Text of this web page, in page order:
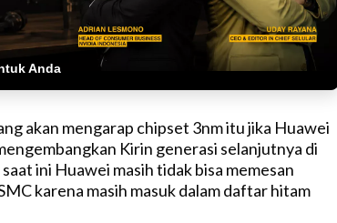
Anda
akan mengarap chipset 3nm itu jika Huawei
Kirin generasi selanjutnya di
ini Huawei masih tidak bisa memesan
karena masih masuk dalam daftar hitam